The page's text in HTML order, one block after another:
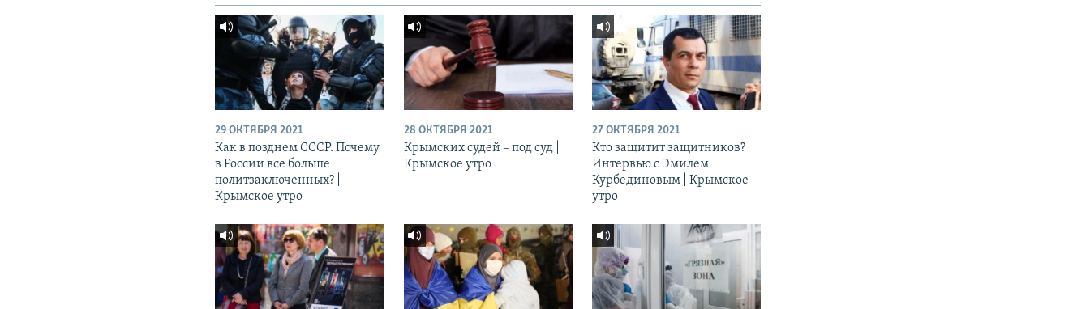
29 ОКТЯБРЯ 2021
Как в позднем СССР. Почему
в России все больше
политзаключенных? |
Крымское утро
28 ОКТЯБРЯ 2021
Крымских судей – под суд |
Крымское утро
27 ОКТЯБРЯ 2021
Кто защитит защитников?
Интервью с Эмилем
Курбединовым | Крымское
утро